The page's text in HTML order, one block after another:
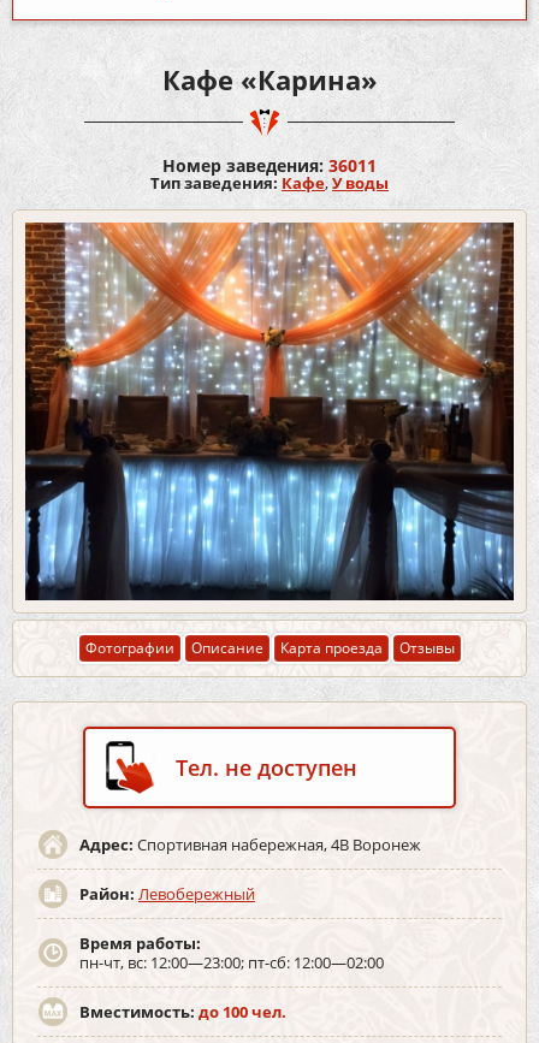
Кафе «Карина»
Номер заведения: 36011
Тип заведения: Кафе,У воды
Фотографии Описание Карта проезда Отзывы
Тел. не доступен
Адрес: Спортивная набережная, 4В Воронеж
Район: Левобережный
Время работы:
пн-чт, вс: 12:00—23:00; пт-сб: 12:00—02:00
Вместимость: до 100 чел.